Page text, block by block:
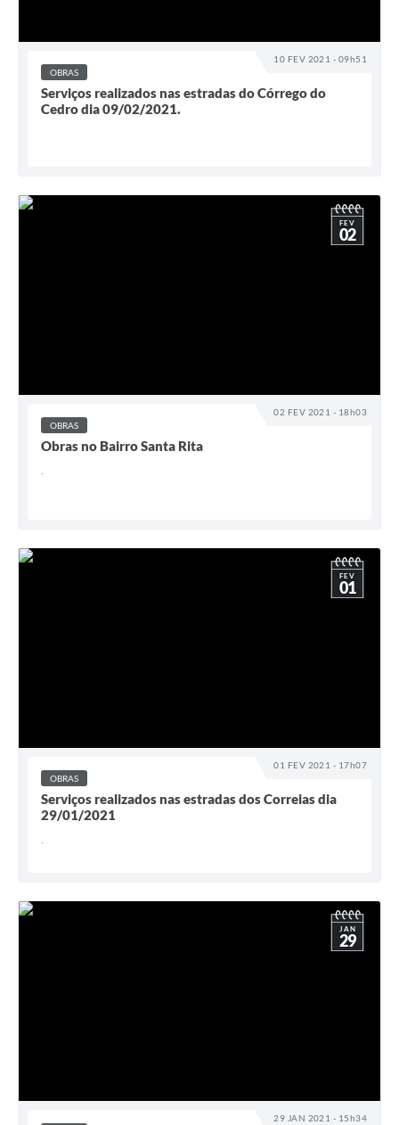
10 FEV 2021 - 09h51
OBRAS
Serviços realizados nas estradas do Córrego do
Cedro dia 09/02/2021.
02 FEV 2021 - 18h03
FEV
02
OBRAS
Obras no Bairro Santa Rita
01 FEV 2021 - 17h07
FEV
01
OBRAS
Serviços realizados nas estradas dos Correias dia
29/01/2021
29 JAN 2021 - 15h34
JAN
29